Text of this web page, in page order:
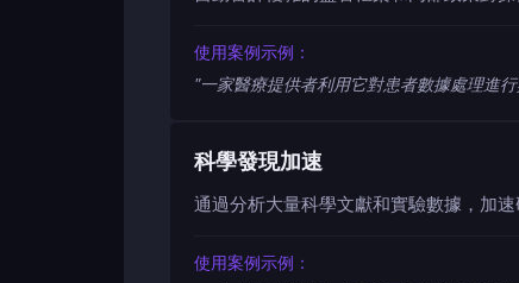
使用案例示例：
"一家醫療提供者利用它對患者數據處理進
科學發現加速
通過分析大量科學文獻和實驗數據，加
使用案例示例：